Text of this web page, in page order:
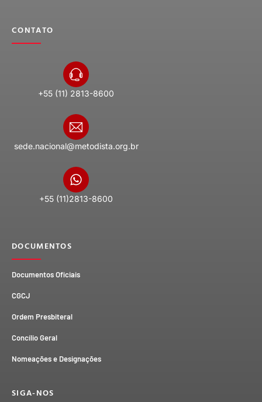
CONTATO
+55 (11) 2813-8600
sede.nacional@metodista.org.br
+55 (11)2813-8600
DOCUMENTOS
Documentos Oficiais
CGCJ
Ordem Presbiteral
Concílio Geral
Nomeações e Designações
SIGA-NOS